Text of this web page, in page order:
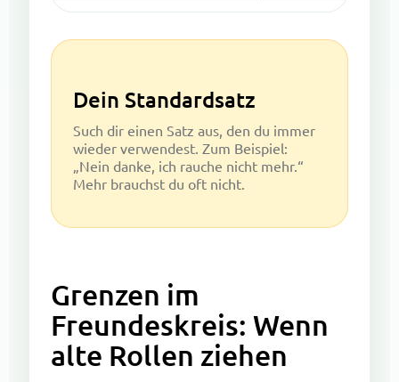
Dein Standardsatz
Such dir einen Satz aus, den du immer
wieder verwendest. Zum Beispiel:
„Nein danke, ich rauche nicht mehr.“
Mehr brauchst du oft nicht.
Grenzen im
Freundeskreis: Wenn
alte Rollen ziehen